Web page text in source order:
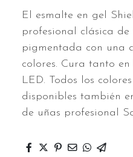
El esmalte en gel
profesional clásica
pigmentada con una
colores. Cura tanto
LED. Todos los
disponibles también
de uñas profesional